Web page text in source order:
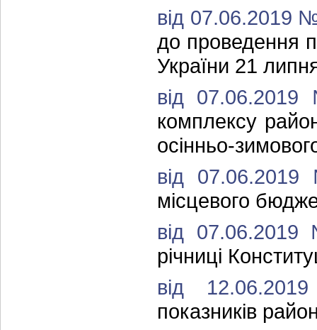
від 07.06.2019
до проведення
України 21
від
комплексу
осінньо-
від
місцевого
від
річниці
від
показників